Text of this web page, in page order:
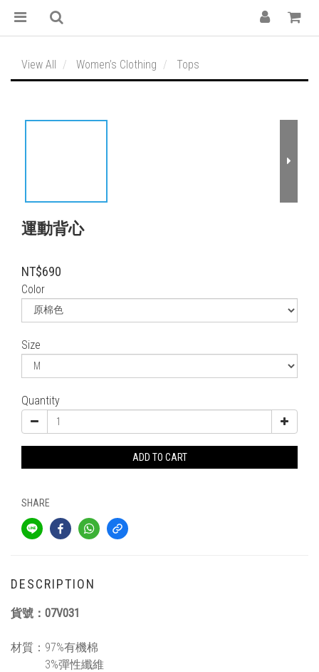
View All Women’s Clothing Tops
運動背心
NT$690
Color
Size
Quantity
ADD TO CART
SHARE
DESCRIPTION
貨號：07V031
材質：97%有機棉
3%彈性纖維